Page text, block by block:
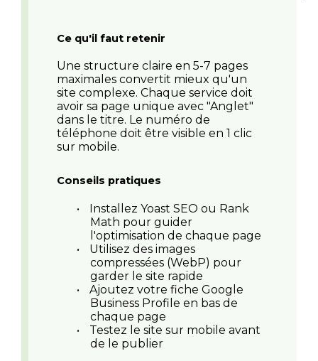
Ce qu'il faut retenir
Une structure claire en 5-7 pages
maximales convertit mieux qu'un
site complexe. Chaque service doit
avoir sa page unique avec "Anglet"
dans le titre. Le numéro de
téléphone doit être visible en 1 clic
sur mobile.
Conseils pratiques
•
Installez Yoast SEO ou Rank
Math pour guider
l'optimisation de chaque page
•
Utilisez des images
compressées (WebP) pour
garder le site rapide
•
Ajoutez votre fiche Google
Business Profile en bas de
chaque page
•
Testez le site sur mobile avant
de le publier